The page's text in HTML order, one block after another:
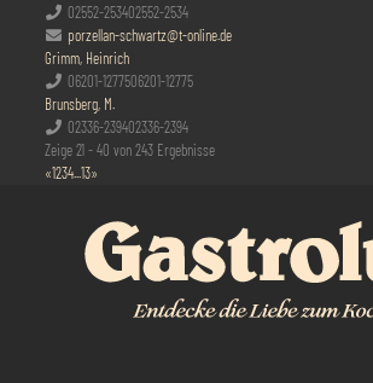
02552-253402552-2534
porzellan-schwartz@t-online.de
Grimm, Heinrich
06201-1277506201-12775
Brunsberg, M.
02336-239402336-2394
Zeige 21 - 40 von 243 Ergebnisse
«1234...13»